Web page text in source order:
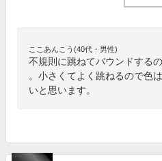
ここあんこう(40代・男性)
不規則に跳ねてバウンドする
。小さくてよく跳ねるので色
いと思います。